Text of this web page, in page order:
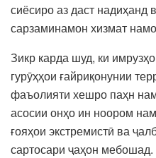
сиёсиро аз даст надиҳанд
сарзаминамон хизмат
Зикр карда шуд, ки
гурӯҳҳои ғайриқонунии
фаъолияти хешро паҳн
асосии онҳо ин ноором
ғояҳои экстремистӣ ва
сартосари ҷаҳон